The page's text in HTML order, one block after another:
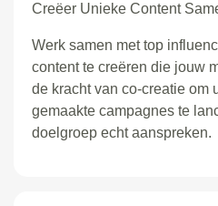
Creëer Unieke Content
Werk samen met top
content te creëren die jouw
de kracht van co-creatie om
gemaakte campagnes te
doelgroep echt aanspreken.